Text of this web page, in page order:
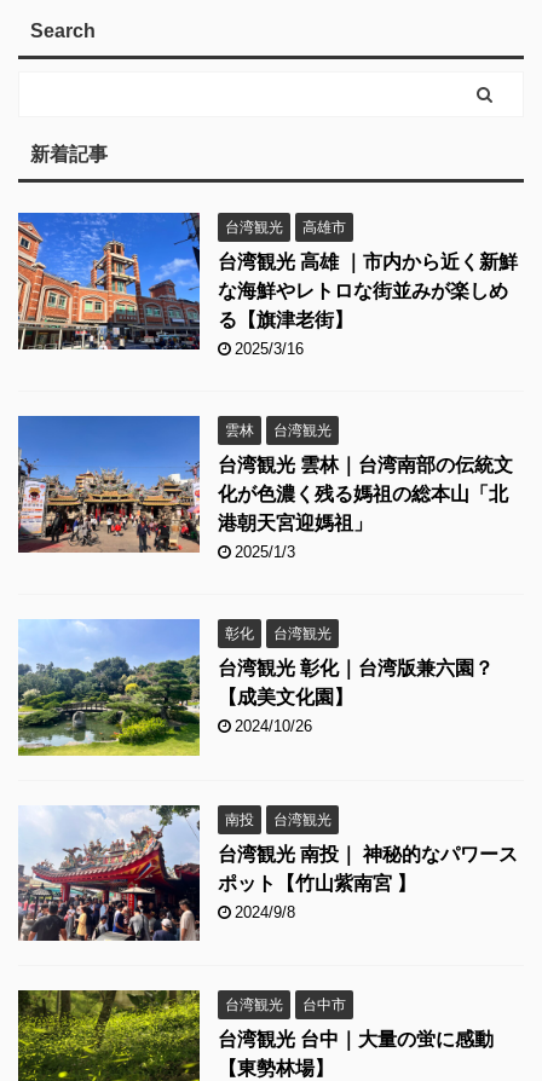
Search
新着記事
台湾観光 高雄市
台湾観光 高雄 ｜市内から近く新鮮
な海鮮やレトロな街並みが楽しめ
る【旗津老街】
2025/3/16
雲林 台湾観光
台湾観光 雲林｜台湾南部の伝統文
化が色濃く残る媽祖の総本山「北
港朝天宮迎媽祖」
2025/1/3
彰化 台湾観光
台湾観光 彰化｜台湾版兼六園？
【成美文化園】
2024/10/26
南投 台湾観光
台湾観光 南投｜ 神秘的なパワース
ポット【竹山紫南宮 】
2024/9/8
台湾観光 台中市
台湾観光 台中｜大量の蛍に感動
【東勢林場】